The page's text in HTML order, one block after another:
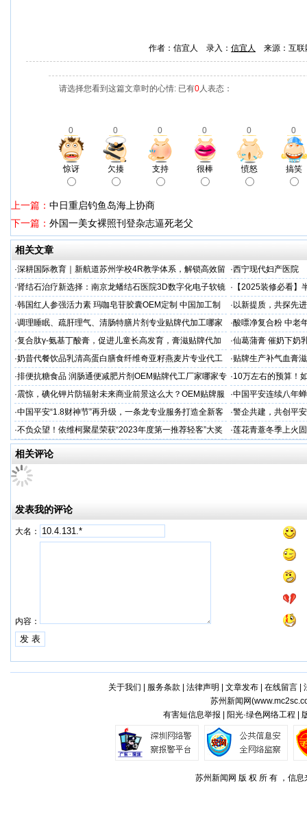
作者：信宜人 录入： 信宜人 来源：互
请选择您看到这篇文章时的心情: 已有0人表态：
0 0 0 0 0 0
惊讶 欠揍 支持 很棒 愤怒 搞笑
上一篇： 中日重启钓鱼岛海上协商
下一篇： 外国一美女裸照刊登杂志逼死老父
相关文章
·深耕国际教育｜新航道苏州学校4R教学体系，解锁高效留
学备考之路
·西宁现代妇产医院
·肾结石治疗新选择：南京龙蟠结石医院3D数字化电子软镜
保肾取石术
· 【2025装修必看
你省下3万冤枉钱！
·韩国红人参强活力素 玛咖皂苷胶囊OEM定制 中国加工制
造商
· 以新提质，共探先
·调理睡眠、疏肝理气、清肠特膳片剂专业贴牌代加工哪家
专业
·酸嘌净复合粉 中老
·复合肽γ-氨基丁酸膏，促进儿童长高发育，膏滋贴牌代加
工厂家
·仙葛蒲膏 催奶下奶
家
·奶昔代餐饮品乳清高蛋白膳食纤维奇亚籽燕麦片专业代工
厂家
·贴牌生产补气血膏
·排便抗糖食品 润肠通便减肥片剂OEM贴牌代工厂家哪家专
业
·10万左右的预算！
·震惊，碘化钾片防辐射未来商业前景这么大？OEM贴牌服
务商
·中国平安连续八年
品牌"
·中国平安“1.8财神节”再升级，一条龙专业服务打造全新客
户体验
·警企共建，共创平
人才专项培训
·不负众望！依维柯聚星荣获“2023年度第一推荐轻客”大奖 ·莲花青薏冬季上火
工厂
相关评论
发表我的评论
大名：
内容：
关于我们 服务条款 法律声明 文章发布| 在线留言|
苏州新闻网(
有害短信息举报 | 阳光·绿色网络工程 |
苏州新闻网 版 权 所 有 ，信